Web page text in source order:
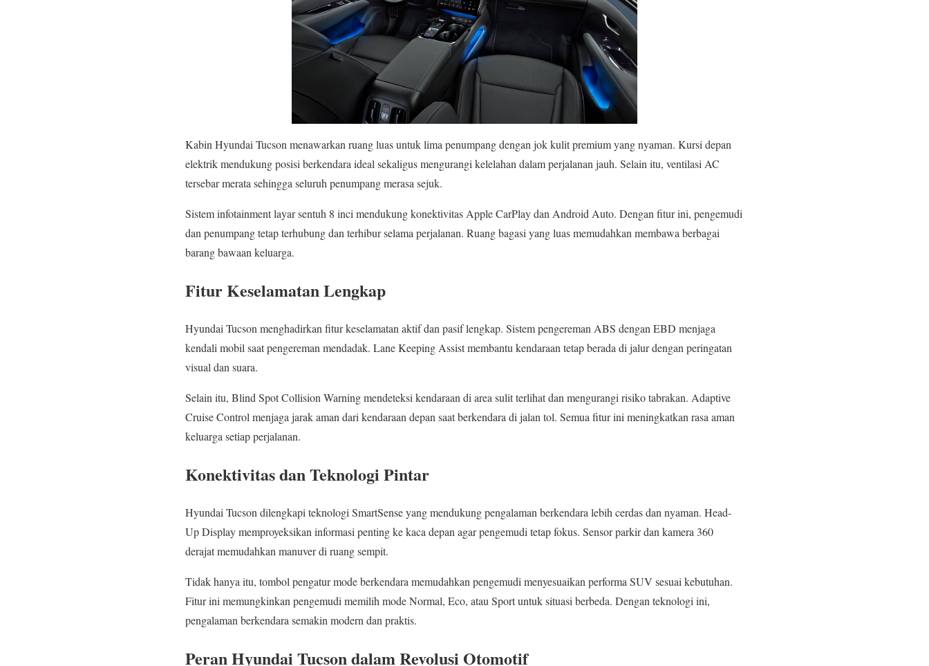
Kabin Hyundai Tucson menawarkan ruang luas untuk lima penumpang dengan jok kulit premium yang nyaman. Kursi depan
elektrik mendukung posisi berkendara ideal sekaligus mengurangi kelelahan dalam perjalanan jauh. Selain itu, ventilasi AC
tersebar merata sehingga seluruh penumpang merasa sejuk.
Sistem infotainment layar sentuh 8 inci mendukung konektivitas Apple CarPlay dan Android Auto. Dengan fitur ini, pengemudi
dan penumpang tetap terhubung dan terhibur selama perjalanan. Ruang bagasi yang luas memudahkan membawa berbagai
barang bawaan keluarga.
Fitur Keselamatan Lengkap
Hyundai Tucson menghadirkan fitur keselamatan aktif dan pasif lengkap. Sistem pengereman ABS dengan EBD menjaga
kendali mobil saat pengereman mendadak. Lane Keeping Assist membantu kendaraan tetap berada di jalur dengan peringatan
visual dan suara.
Selain itu, Blind Spot Collision Warning mendeteksi kendaraan di area sulit terlihat dan mengurangi risiko tabrakan. Adaptive
Cruise Control menjaga jarak aman dari kendaraan depan saat berkendara di jalan tol. Semua fitur ini meningkatkan rasa aman
keluarga setiap perjalanan.
Konektivitas dan Teknologi Pintar
Hyundai Tucson dilengkapi teknologi SmartSense yang mendukung pengalaman berkendara lebih cerdas dan nyaman. Head-
Up Display memproyeksikan informasi penting ke kaca depan agar pengemudi tetap fokus. Sensor parkir dan kamera 360
derajat memudahkan manuver di ruang sempit.
Tidak hanya itu, tombol pengatur mode berkendara memudahkan pengemudi menyesuaikan performa SUV sesuai kebutuhan.
Fitur ini memungkinkan pengemudi memilih mode Normal, Eco, atau Sport untuk situasi berbeda. Dengan teknologi ini,
pengalaman berkendara semakin modern dan praktis.
Peran Hyundai Tucson dalam Revolusi Otomotif